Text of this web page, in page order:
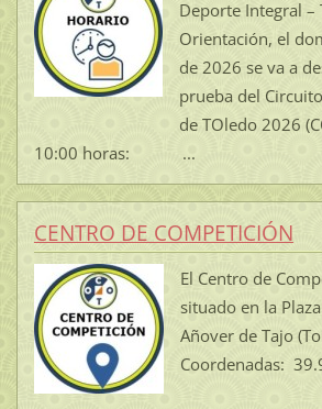
Deporte Integral –
Orientación, el
de 2026 se va a
prueba del
de TOledo 2026
10:00 horas: ...
CENTRO DE COMPETICIÓN
El Centro de
situado en la
Añover de Tajo
Coordenadas: